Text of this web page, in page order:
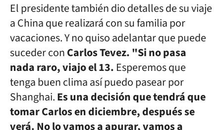
El presidente también dio detalles de su viaje
a China que realizará con su familia por
vacaciones. Y no quiso adelantar que puede
suceder conCarlos Tevez. "Si no pasa
nada raro, viajo el 13. Esperemos que
tenga buen clima así puedo pasear por
Shanghai.Es una decisión que tendrá que
tomar Carlos en diciembre, después se
verá. No lo vamos a apurar, vamos a